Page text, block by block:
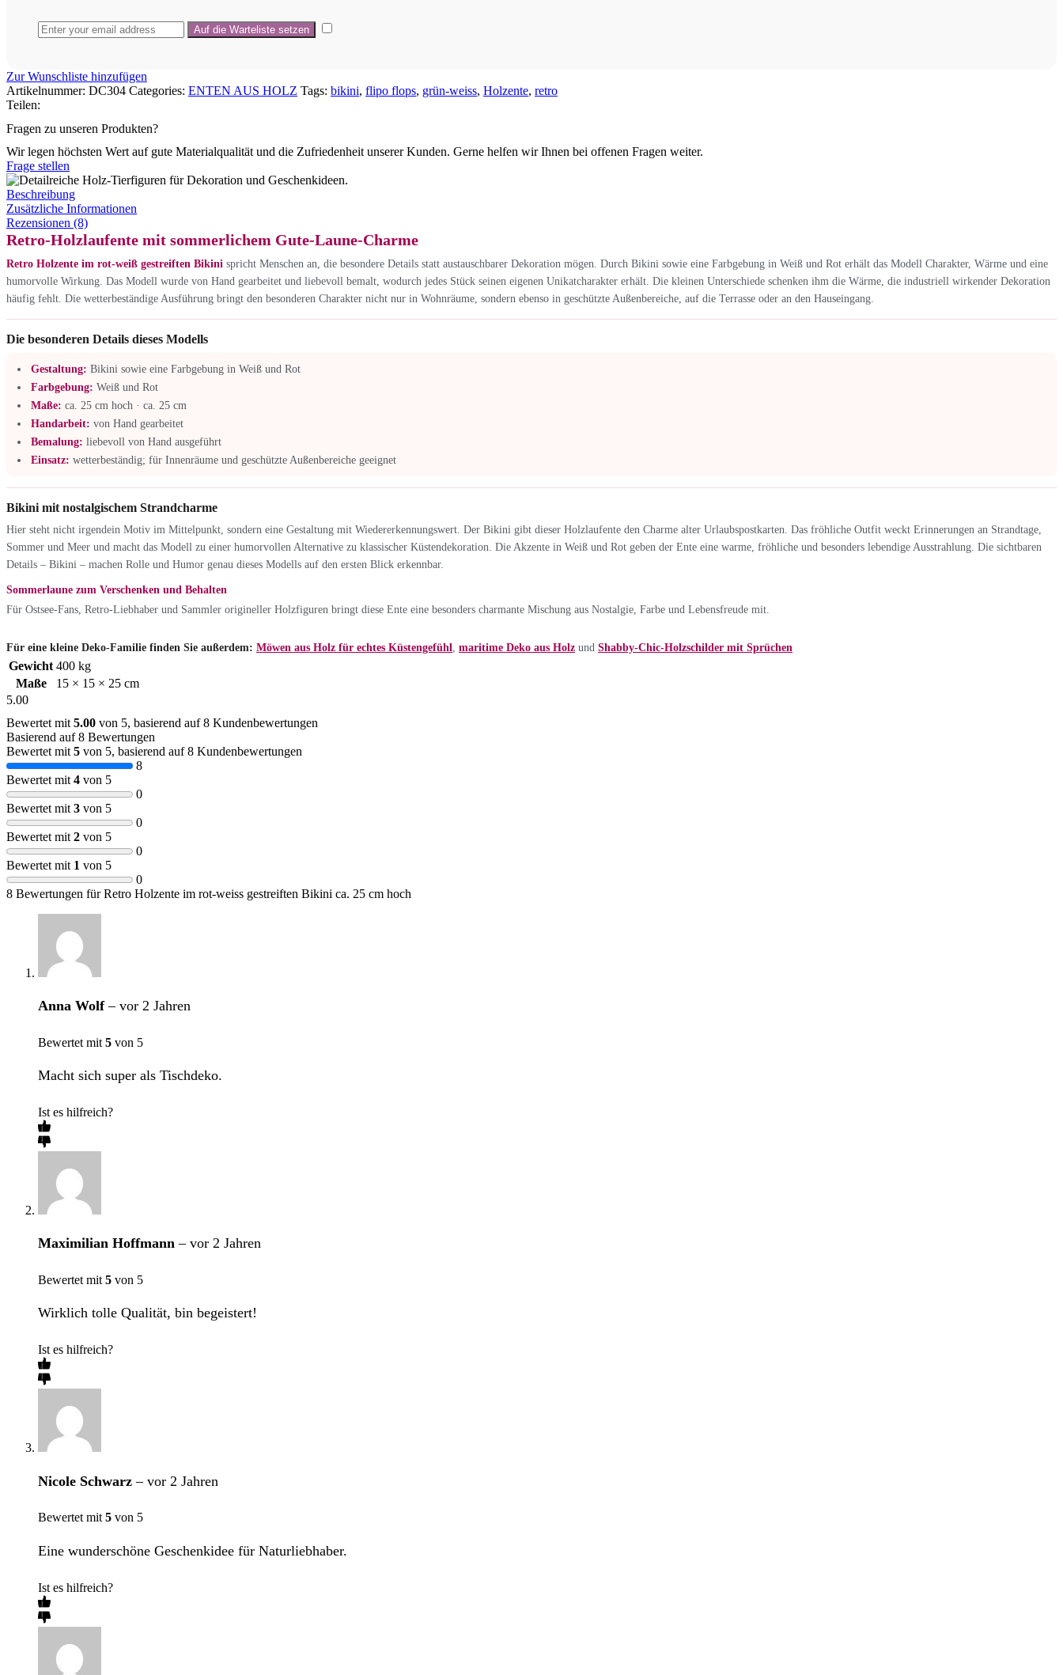
Zur Wunschliste hinzufügen
Artikelnummer: DC304 Categories: ENTEN AUS HOLZ Tags: bikini, flipo flops, grün-weiss, Holzente, retro
Teilen:
Fragen zu unseren Produkten?
Wir legen höchsten Wert auf gute Materialqualität und die Zufriedenheit unserer Kunden. Gerne helfen wir Ihnen bei offenen Fragen weiter.
Frage stellen
Beschreibung
Zusätzliche Informationen
Rezensionen (8)
Retro-Holzlaufente mit sommerlichem Gute-Laune-Charme
Retro Holzente im rot-weiß gestreiften Bikini spricht Menschen an, die besondere Details statt austauschbarer Dekoration mögen. Durch Bikini sowie eine Farbgebung in Weiß und Rot erhält das Modell Charakter, Wärme und eine
humorvolle Wirkung. Das Modell wurde von Hand gearbeitet und liebevoll bemalt, wodurch jedes Stück seinen eigenen Unikatcharakter erhält. Die kleinen Unterschiede schenken ihm die Wärme, die industriell wirkender Dekoration
häufig fehlt. Die wetterbeständige Ausführung bringt den besonderen Charakter nicht nur in Wohnräume, sondern ebenso in geschützte Außenbereiche, auf die Terrasse oder an den Hauseingang.
Die besonderen Details dieses Modells
Gestaltung: Bikini sowie eine Farbgebung in Weiß und Rot
Farbgebung: Weiß und Rot
Maße: ca. 25 cm hoch · ca. 25 cm
Handarbeit: von Hand gearbeitet
Bemalung: liebevoll von Hand ausgeführt
Einsatz: wetterbeständig; für Innenräume und geschützte Außenbereiche geeignet
Bikini mit nostalgischem Strandcharme
Hier steht nicht irgendein Motiv im Mittelpunkt, sondern eine Gestaltung mit Wiedererkennungswert. Der Bikini gibt dieser Holzlaufente den Charme alter Urlaubspostkarten. Das fröhliche Outfit weckt Erinnerungen an Strandtage,
Sommer und Meer und macht das Modell zu einer humorvollen Alternative zu klassischer Küstendekoration. Die Akzente in Weiß und Rot geben der Ente eine warme, fröhliche und besonders lebendige Ausstrahlung. Die sichtbaren
Details – Bikini – machen Rolle und Humor genau dieses Modells auf den ersten Blick erkennbar.
Sommerlaune zum Verschenken und Behalten
Für Ostsee-Fans, Retro-Liebhaber und Sammler origineller Holzfiguren bringt diese Ente eine besonders charmante Mischung aus Nostalgie, Farbe und Lebensfreude mit.
Für eine kleine Deko-Familie finden Sie außerdem: Möwen aus Holz für echtes Küstengefühl maritime Deko aus Holz und Shabby-Chic-Holzschilder mit Sprüchen
Gewicht 400 kg
Maße
15 × 15 × 25 cm
5.00
Bewertet mit 5.00 von 5, basierend auf8 Kundenbewertungen
Basierend auf 8 Bewertungen
Bewertet mit 5 von 5, basierend auf8 Kundenbewertungen
8
Bewertet mit 4 von 5
0
Bewertet mit 3 von 5
0
Bewertet mit 2 von 5
0
Bewertet mit 1 von 5
0
8 Bewertungen fürRetro Holzente im rot-weiss gestreiften Bikini ca. 25 cm hoch
Anna Wolf– vor 2 Jahren
Bewertet mit 5 von 5
Macht sich super als Tischdeko.
Ist es hilfreich?
Maximilian Hoffmann– vor 2 Jahren
Bewertet mit 5 von 5
Wirklich tolle Qualität, bin begeistert!
Ist es hilfreich?
Nicole Schwarz– vor 2 Jahren
Bewertet mit5 von 5
Eine wunderschöne Geschenkidee für Naturliebhaber.
Ist es hilfreich?